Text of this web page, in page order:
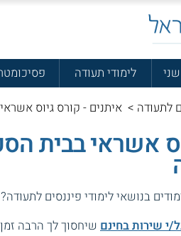
לימודי תעודה
לתעודה > איתנים - קורס גיוס אשראי
אשראי בבית
בנושאי לימודי פיננסים
י שירות בחינם שיחסוך לך הרבה